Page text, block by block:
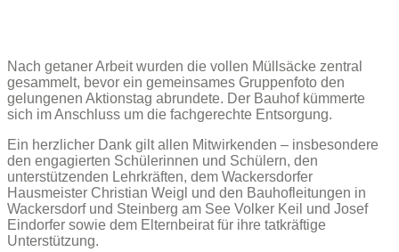
Nach getaner Arbeit wurden die vollen Müllsäcke zentral
gesammelt, bevor ein gemeinsames Gruppenfoto den
gelungenen Aktionstag abrundete. Der Bauhof kümmerte
sich im Anschluss um die fachgerechte Entsorgung.
Ein herzlicher Dank gilt allen Mitwirkenden – insbesondere
den engagierten Schülerinnen und Schülern, den
unterstützenden Lehrkräften, dem Wackersdorfer
Hausmeister Christian Weigl und den Bauhofleitungen in
Wackersdorf und Steinberg am See Volker Keil und Josef
Eindorfer sowie dem Elternbeirat für ihre tatkräftige
Unterstützung.